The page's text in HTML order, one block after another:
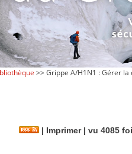
>> Grippe A/H1N1 : Gérer
Imprimer| vu 4085